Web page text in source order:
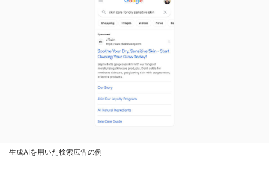
生成AIを用いた検索広告の例